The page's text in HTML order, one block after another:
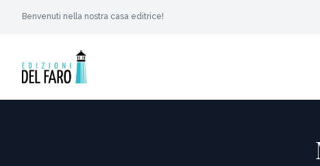
Benvenuti nella nostra casa editrice!